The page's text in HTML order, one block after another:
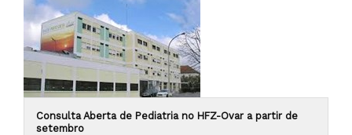
Consulta Aberta de Pediatria no HFZ-Ovar a partir de
setembro